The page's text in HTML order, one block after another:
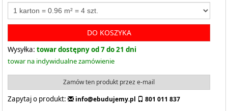
DO KOSZYKA
Wysyłka: towar dostępny od 7 do 21 dni
towar na indywidualne zamówienie
Zamów ten produkt przez e-mail
Zapytaj o produkt: info@ebudujemy.pl
801 011 837